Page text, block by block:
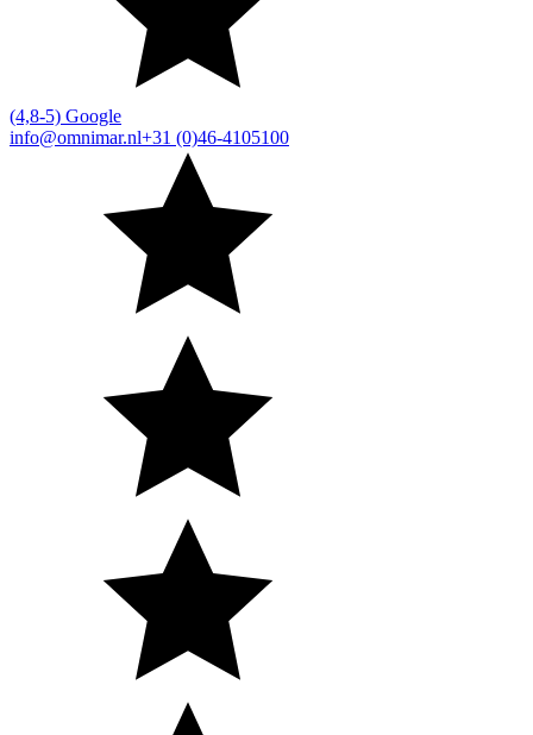
(4,8-5) Google
info@omnimar.nl+31 (0)46-4105100